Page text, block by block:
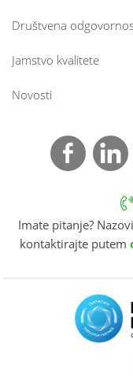
Društvena
Jamstvo kvalitete
Novosti
Imate pitanje?
kontaktirajte putem